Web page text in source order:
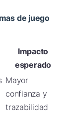
de juego
Impacto
esperado
Mayor
confianza y
trazabilidad